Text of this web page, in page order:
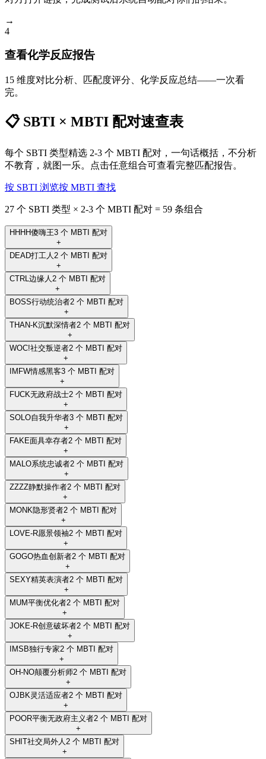
→
4
查看化学反应报告
15 维度对比分析、匹配度评分、化学反应总结——一次看
完。
📋 SBTI × MBTI 配对速查表
每个 SBTI 类型精选 2-3 个 MBTI 配对，一句话概括，不分析
不教育，就图一乐。点击任意组合可查看完整匹配报告。
按 SBTI 浏览按 MBTI 查找
27 个 SBTI 类型 × 2-3 个 MBTI 配对 = 59 条组合
HHHH傻嗨王3 个 MBTI 配对
+
DEAD打工人 2 个 MBTI 配对
+
CTRL 边缘人 2 个 MBTI 配对
+
BOSS行动统治者2 个 MBTI 配对
+
THAN-K沉默深情者2 个 MBTI 配对
+
WOC!社交叛逆者2 个 MBTI 配对
+
IMFW情感黑客3 个 MBTI 配对
+
FUCK无政府战士2 个 MBTI 配对
+
SOLO自我升华者3 个 MBTI 配对
+
FAKE面具幸存者2 个 MBTI 配对
+
MALO系统忠诚者2 个 MBTI 配对
+
ZZZZ静默操作者2 个 MBTI 配对
+
MONK隐形贤者2 个 MBTI 配对
+
LOVE-R愿景领袖2 个 MBTI 配对
+
GOGO热血创新者2 个 MBTI 配对
+
SEXY精英表演者2 个 MBTI 配对
+
MUM平衡优化者2 个 MBTI 配对
+
JOKE-R创意破坏者2 个 MBTI 配对
+
IMSB独行专家2 个 MBTI 配对
+
OH-NO颠覆分析师2 个 MBTI 配对
+
OJBK灵活适应者2 个 MBTI 配对
+
POOR平衡无政府主义者2 个 MBTI 配对
+
SHIT社交局外人 2 个 MBTI 配对
+